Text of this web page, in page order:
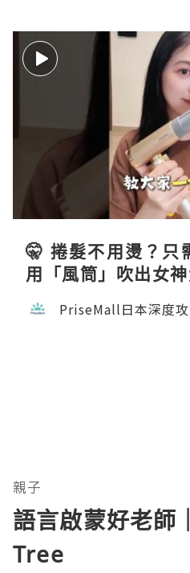
🤫 捲髮不用燙？只
用「風筒」吹出女神
PriseMall日本深度
親子
語言啟蒙好老師
Tree